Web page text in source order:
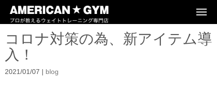
N
i
g
コロナ対策の為、新アイテム導
入！
2021/01/07 | blog